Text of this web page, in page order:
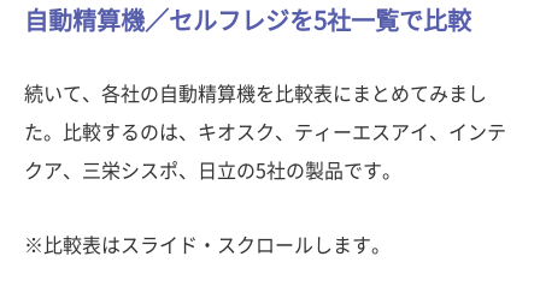
自動精算機／セルフレジを5社一覧で比較
続いて、各社の自動精算機を比較表にまとめてみまし
た。比較するのは、キオスク、ティーエスアイ、インテ
クア、三栄シスポ、日立の5社の製品です。
※比較表はスライド・スクロールします。